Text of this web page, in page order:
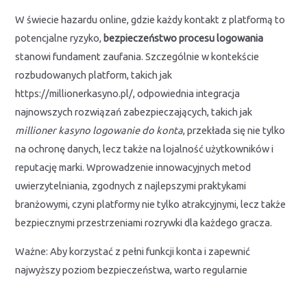
W świecie hazardu online, gdzie każdy kontakt z platformą to
potencjalne ryzyko, bezpieczeństwo procesu logowania
stanowi fundament zaufania. Szczególnie w kontekście
rozbudowanych platform, takich jak
https://millionerkasyno.pl/, odpowiednia integracja
najnowszych rozwiązań zabezpieczających, takich jak
millioner kasyno logowanie do konta, przekłada się nie tylko
na ochronę danych, lecz także na lojalność użytkowników i
reputację marki. Wprowadzenie innowacyjnych metod
uwierzytelniania, zgodnych z najlepszymi praktykami
branżowymi, czyni platformy nie tylko atrakcyjnymi, lecz także
bezpiecznymi przestrzeniami rozrywki dla każdego gracza.
Ważne: Aby korzystać z pełni funkcji konta i zapewnić
najwyższy poziom bezpieczeństwa, warto regularnie